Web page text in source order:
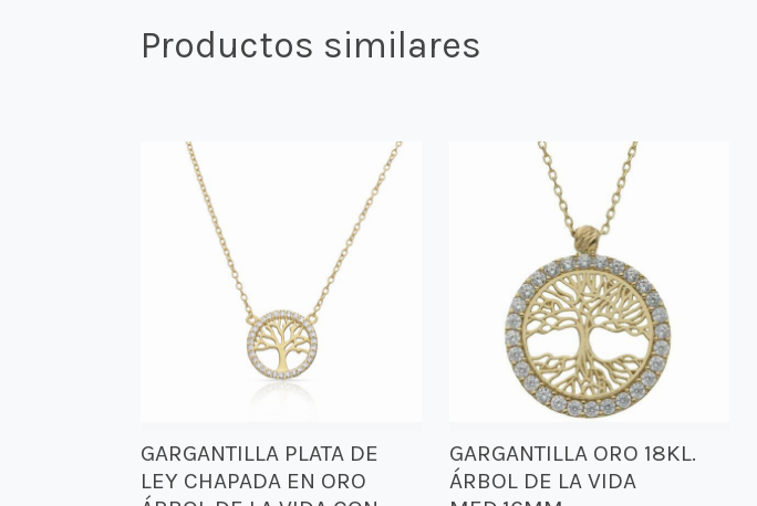
Productos similares
GARGANTILLA PLATA DE
LEY CHAPADA EN ORO
GARGANTILLA ORO 18KL.
ÁRBOL DE LA VIDA